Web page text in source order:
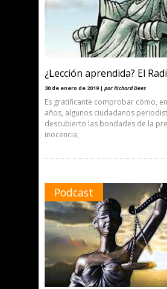
¿Lección aprendida? El
30 de enero de 2019 | por Richard Dees
Es gratificante comprobar cómo,
años, algunos ciudadanos
descubierto las bondades de la
inocencia,
Podcast